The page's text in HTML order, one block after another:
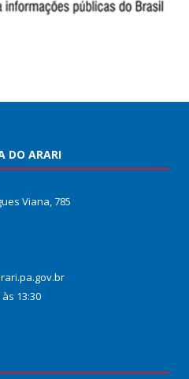
DO ARARI
Viana, 785
13:30